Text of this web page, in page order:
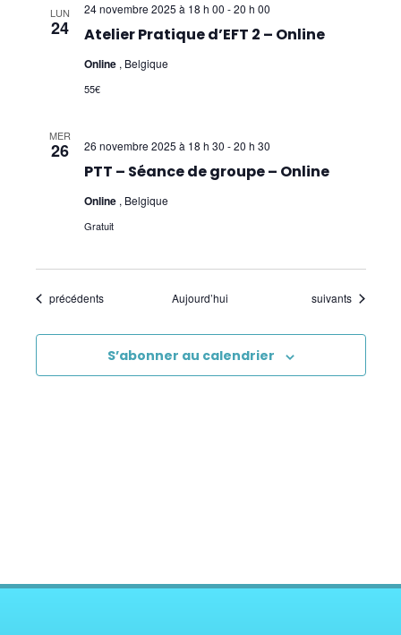
LUN
24 Atelier Pratique d’EFT 2 – Online
24 novembre 2025 à 18 h 00 -20 h 00
Online , Belgique
55€
MER
26
PTT – Séance de groupe – Online
26 novembre 2025 à 18 h 30 -20 h 30
Online , Belgique
Gratuit
Évènements
précédents Aujourd’hui Évènements
suivants
S’abonner au calendrier